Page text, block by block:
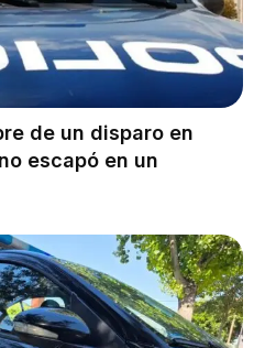
de un disparo en
escapó en un